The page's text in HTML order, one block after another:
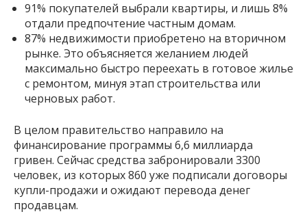
91% покупателей выбрали квартиры, и лишь 8%
отдали предпочтение частным домам.
87% недвижимости приобретено на вторичном
рынке. Это объясняется желанием людей
максимально быстро переехать в готовое жилье
с ремонтом, минуя этап строительства или
черновых работ.
В целом правительство направило на
финансирование программы 6,6 миллиарда
гривен. Сейчас средства забронировали 3300
человек, из которых 860 уже подписали договоры
купли-продажи и ожидают перевода денег
продавцам.